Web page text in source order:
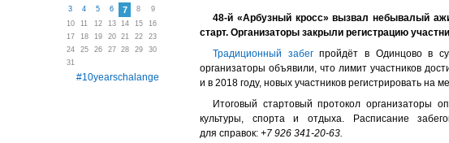
48-й «Арбузный кросс» вызвал небывалый
старт. Организаторы закрыли регистрацию
Традиционный забегпройдёт в Одинцово в
организаторы объявили, что лимит участников
и в 2018 году, новых участников регистрировать на
Итоговый стартовый протокол организаторы
культуры, спорта и отдыха. Расписание
для справок: +7 926 341-20-63.
3
4 5 6 7 8
9
10
11 12 13 14 15
16
17
18 19 20 21 22
23
24
25 26 27 28 29
30
31
#10yearschalange